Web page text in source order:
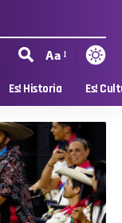
Aa
Es! Historia Es!